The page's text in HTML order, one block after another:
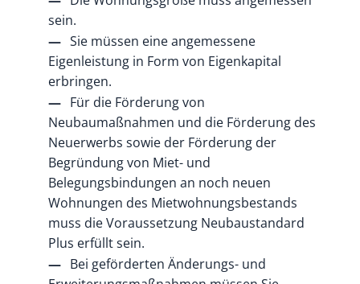
sein.
Sie müssen eine angemessene
Eigenleistung in Form von Eigenkapital
erbringen.
Für die Förderung von
Neubaumaßnahmen und die Förderung des
Neuerwerbs sowie der Förderung der
Begründung von Miet- und
Belegungsbindungen an noch neuen
Wohnungen des Mietwohnungsbestands
muss die Voraussetzung Neubaustandard
Plus erfüllt sein.
Bei geförderten Änderungs- und